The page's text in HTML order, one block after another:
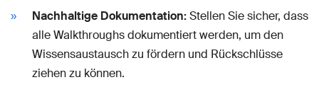
Nachhaltige Dokumentation:Stellen Sie sicher, dass
alle Walkthroughs dokumentiert werden, um den
Wissensaustausch zu fördern und Rückschlüsse
ziehen zu können.